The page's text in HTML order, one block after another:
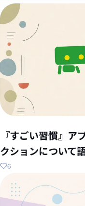
『すごい習慣』ア
クションについて
6